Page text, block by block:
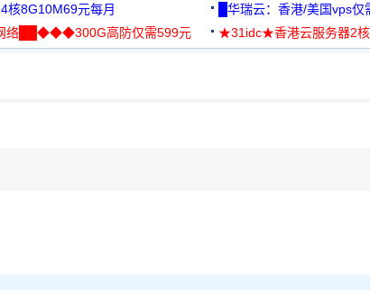
4核8G10M69元每月 █华瑞云：香港/美国vps仅
络██◆◆◆300G高防仅需599元
★31idc★香港云服务器2